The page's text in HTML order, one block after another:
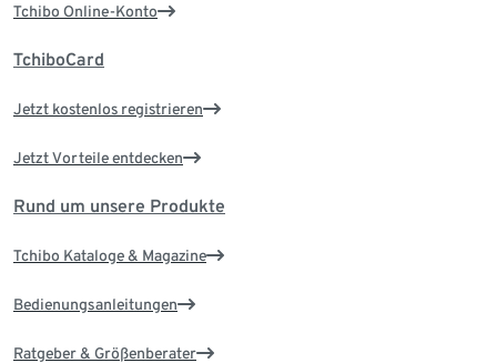
Tchibo Online-Konto
TchiboCard
Jetzt kostenlos registrieren
Jetzt Vorteile entdecken
Rund um unsere Produkte
Tchibo Kataloge & Magazine
Bedienungsanleitungen
Ratgeber & Größenberater